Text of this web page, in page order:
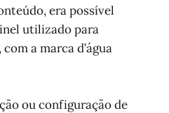
era possível
utilizado para
a marca d’água
ou configuração de